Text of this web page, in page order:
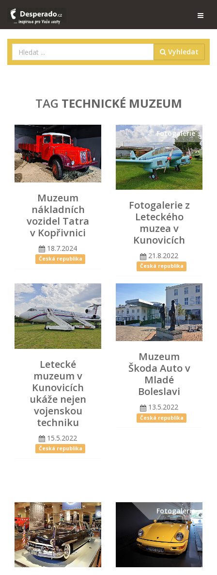
Vyhledat
TAG TECHNICKÉ MUZEUM
Muzeum
nákladních
vozidel Tatra
v Kopřivnici
18.7.2024
Česká republika
Fotogalerie
Fotogalerie z
Leteckého
muzea v
Kunovicích
21.8.2022
Česká republika
Letecké
muzeum v
Kunovicích
ukáže nejen
vojenskou
techniku
15.5.2022
Česká republika
Muzeum
Škoda Auto v
Mladé
Boleslavi
13.5.2022
Česká republika
Fotogalerie